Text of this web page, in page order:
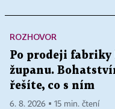
ROZHOVOR
Po prodeji
županu.
řešíte, co s ním
6. 8. 2026 ▪ 15 min. čtení